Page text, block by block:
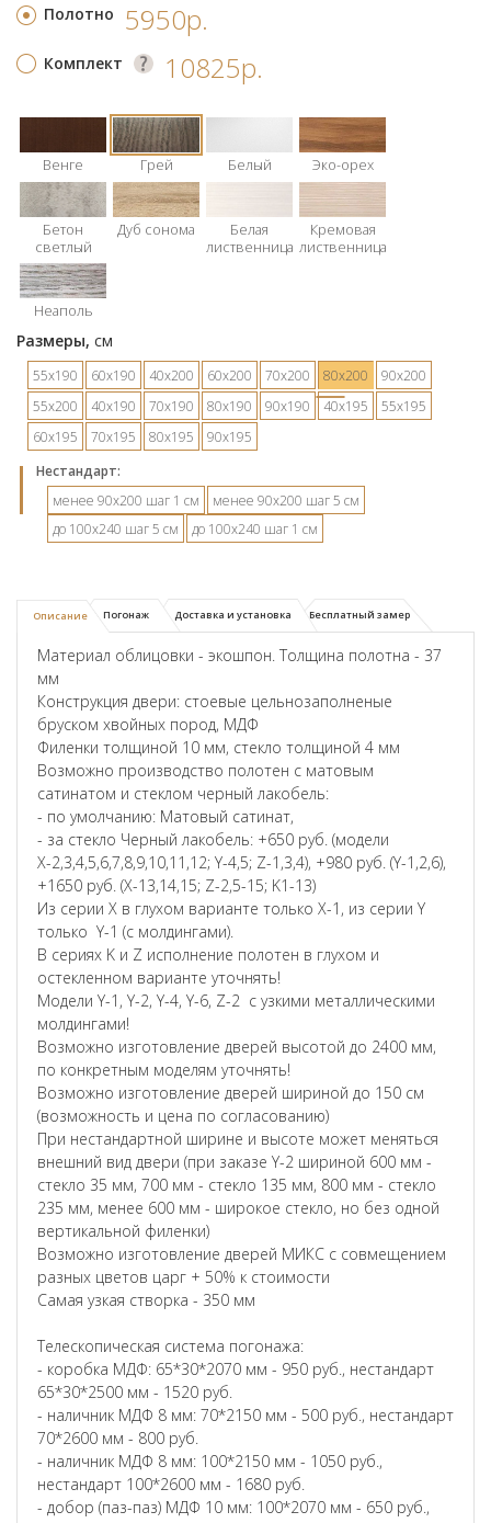
Полотно 5950р.
Комплект 10825р.
Венге Грей Белый Эко-орех
Бетон
светлый
Дуб сонома
Белая
лиственница
Кремовая
лиственница
Неаполь
Размеры, см
55х190 60х190 40х200 60х200 70х200 80х200
90х200
55х200
40х190 70х190 80х190 90х190 40х195
55х195
60х195
70х195 80х195
90х195
Hестандарт:
менее 90х200 шаг 1 см
менее 90х200 шаг 5 см
до 100х240 шаг 5 см
до 100х240 шаг 1 см
Описание Погонаж Доставка и установка Бесплатный замер
Материал облицовки - экошпон. Толщина полотна - 37
мм
Конструкция двери: стоевые цельнозаполненые
бруском хвойных пород, МДФ
Филенки толщиной 10 мм, стекло толщиной 4 мм
Возможно производство полотен с матовым
сатинатом и стеклом черный лакобель:
- по умолчанию: Матовый сатинат,
- за стекло Черный лакобель: +650 руб. (модели
Х-2,3,4,5,6,7,8,9,10,11,12; Y-4,5; Z-1,3,4), +980 руб. (Y-1,2,6),
+1650 руб. (X-13,14,15; Z-2,5-15; K1-13)
Из серии X в глухом варианте только X-1, из серии Y
только Y-1 (с молдингами).
В сериях K и Z исполнение полотен в глухом и
остекленном варианте уточнять!
Модели Y-1, Y-2, Y-4, Y-6, Z-2 с узкими металлическими
молдингами!
Возможно изготовление дверей высотой до 2400 мм,
по конкретным моделям уточнять!
Возможно изготовление дверей шириной до 150 см
(возможность и цена по согласованию)
При нестандартной ширине и высоте может меняться
внешний вид двери (при заказе Y-2 шириной 600 мм -
стекло 35 мм, 700 мм - стекло 135 мм, 800 мм - стекло
235 мм, менее 600 мм - широкое стекло, но без одной
вертикальной филенки)
Возможно изготовление дверей МИКС с совмещением
разных цветов царг + 50% к стоимости
Самая узкая створка - 350 мм
Телескопическая система погонажа:
- коробка МДФ: 65*30*2070 мм - 950 руб., нестандарт
65*30*2500 мм - 1520 руб.
- наличник МДФ 8 мм: 70*2150 мм - 500 руб., нестандарт
70*2600 мм - 800 руб.
- наличник МДФ 8 мм: 100*2150 мм - 1050 руб.,
нестандарт 100*2600 мм - 1680 руб.
- добор (паз-паз) МДФ 10 мм: 100*2070 мм - 650 руб.,